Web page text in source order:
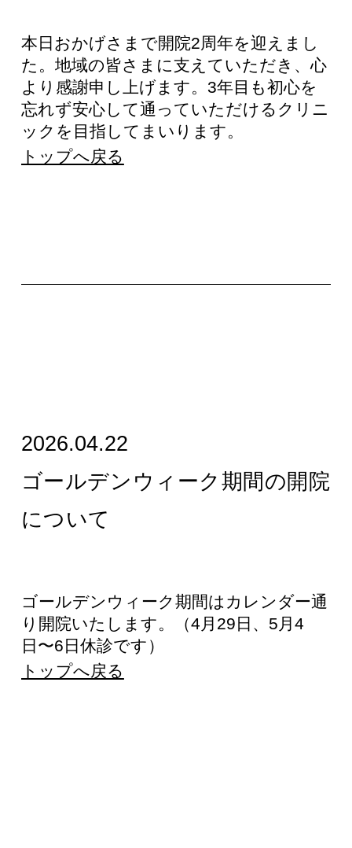
本日おかげさまで開院2周年を迎えまし
た。地域の皆さまに支えていただき、心
より感謝申し上げます。3年目も初心を
忘れず安心して通っていただけるクリニ
ックを目指してまいります。
トップへ戻る
2026.04.22
ゴールデンウィーク期間の開院
について
ゴールデンウィーク期間はカレンダー通
り開院いたします。（4月29日、5月4
日〜6日休診です）
トップへ戻る